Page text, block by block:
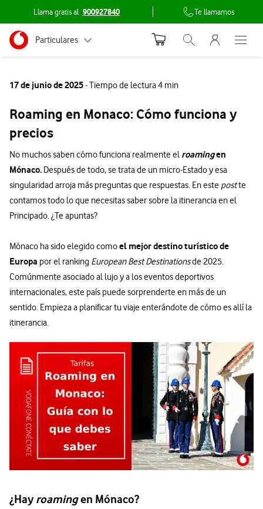
Llama gratis al 900927840 Te llamamos
Ir a la pagina principal de vodafone.es
Menu navegación Segmento
Particulares
Grandes empresas
y AA.PP.
Abrir buscador.
Menu
Abre
17 de junio de 2025- Tiempo de lectura 4 min
Roaming en Monaco: Cómo funciona y
precios
No muchos saben cómo funciona realmente el roamingen
Mónaco. Después de todo, se trata de un micro-Estado y esa
singularidad arroja más preguntas que respuestas. En este postte
contamos todo lo que necesitas saber sobre la itinerancia en el
Principado. ¿Te apuntas?
Mónaco ha sido elegido comoel mejor destino turístico de
Europa por el ranking European Best Destinationsde 2025.
Comúnmente asociado al lujo y a los eventos deportivos
internacionales, este país puede sorprenderte en más de un
sentido. Empieza a planificar tu viaje enterándote de cómo es allí la
itinerancia.
¿Hay roamingen Mónaco?